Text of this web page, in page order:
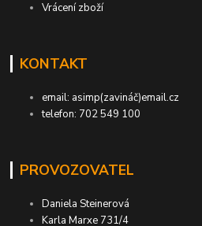
Vrácení zboží
KONTAKT
email: asimp(zavináč)email.cz
telefon: 702 549 100
PROVOZOVATEL
Daniela Steinerová
Karla Marxe 731/4